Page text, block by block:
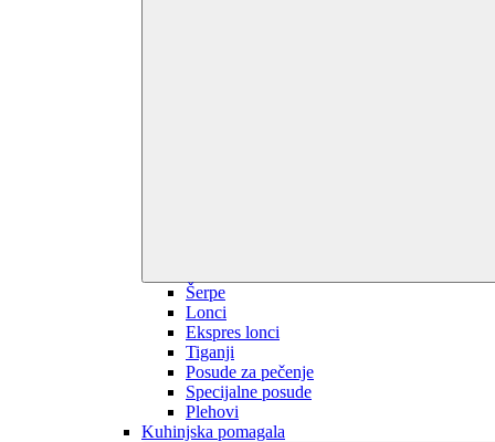
Šerpe
Lonci
Ekspres lonci
Tiganji
Posude za pečenje
Specijalne posude
Plehovi
Kuhinjska pomagala